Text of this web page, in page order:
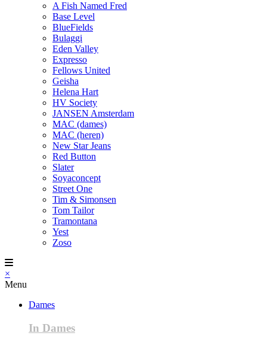
A Fish Named Fred
Base Level
BlueFields
Bulaggi
Eden Valley
Expresso
Fellows United
Geisha
Helena Hart
HV Society
JANSEN Amsterdam
MAC (dames)
MAC (heren)
New Star Jeans
Red Button
Slater
Soyaconcept
Street One
Tim & Simonsen
Tom Tailor
Tramontana
Yest
Zoso
×
Menu
Dames
In Dames